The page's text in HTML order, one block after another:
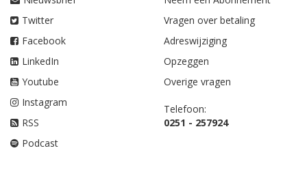
Twitter
Facebook
LinkedIn
Youtube
Instagram
RSS
Podcast
Vragen over betaling
Adreswijziging
Opzeggen
Overige vragen
Telefoon:
0251 - 257924